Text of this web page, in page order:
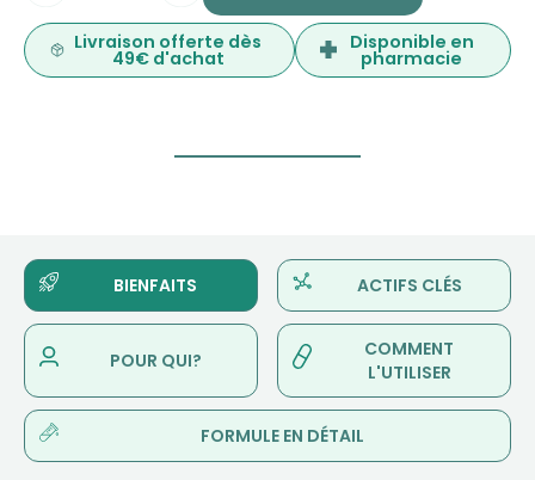
Livraison offerte dès
49€ d'achat
Disponible en
pharmacie
BIENFAITS ACTIFS CLÉS
POUR QUI?
COMMENT
L'UTILISER
FORMULE EN DÉTAIL